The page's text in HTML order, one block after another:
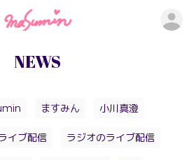
NEWS
ますみん 小川真澄
イブ配信 ラジオのライブ配信